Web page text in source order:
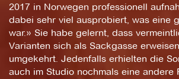
2017 in Norwegen professionell
dabei sehr viel ausprobiert, was eine
war.» Sie habe gelernt, dass
Varianten sich als Sackgasse
umgekehrt. Jedenfalls erhielten die
auch im Studio nochmals eine andere